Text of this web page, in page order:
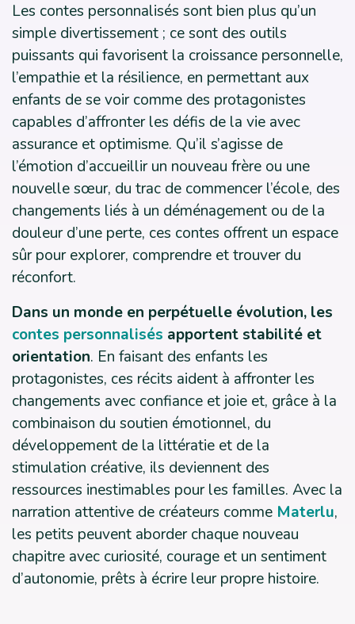
Les contes personnalisés sont bien plus qu’un
simple divertissement ; ce sont des outils
puissants qui favorisent la croissance personnelle,
l’empathie et la résilience, en permettant aux
enfants de se voir comme des protagonistes
capables d’affronter les défis de la vie avec
assurance et optimisme. Qu’il s’agisse de
l’émotion d’accueillir un nouveau frère ou une
nouvelle sœur, du trac de commencer l’école, des
changements liés à un déménagement ou de la
douleur d’une perte, ces contes offrent un espace
sûr pour explorer, comprendre et trouver du
réconfort.
Dans un monde en perpétuelle évolution, les
contes personnalisés apportent stabilité et
orientation. En faisant des enfants les
protagonistes, ces récits aident à affronter les
changements avec confiance et joie et, grâce à la
combinaison du soutien émotionnel, du
développement de la littératie et de la
stimulation créative, ils deviennent des
ressources inestimables pour les familles. Avec la
narration attentive de créateurs comme Materlu,
les petits peuvent aborder chaque nouveau
chapitre avec curiosité, courage et un sentiment
d’autonomie, prêts à écrire leur propre histoire.